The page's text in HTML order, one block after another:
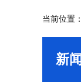
当前位置：
新